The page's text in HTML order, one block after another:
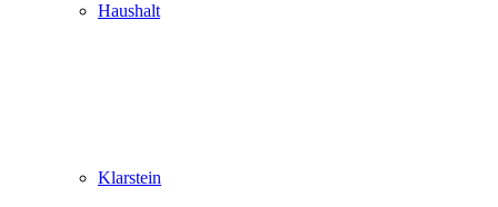
Haushalt
Klarstein